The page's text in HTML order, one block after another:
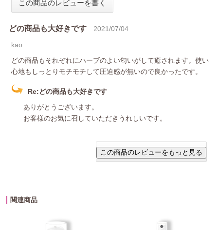
どの商品も大好きです 2021/07/04
kao
どの商品もそれぞれにハーブのよい匂いがして癒されます。使い
心地もしっとりモチモチして圧迫感が無いので良かったです。
Re:どの商品も大好きです
ありがとうございます。
お客様のお気に召していただきうれしいです。
関連商品